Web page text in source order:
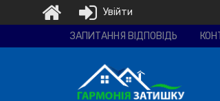
будівельна
ЗАПИТАННЯ ВІДПОВІДЬ
Увійти